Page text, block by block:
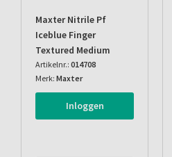
Maxter Nitrile Pf
Iceblue Finger
Textured Medium
Artikelnr.: 014708
Merk: Maxter
Inloggen